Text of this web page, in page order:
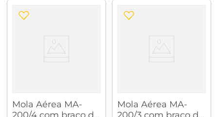
aplicação. Instalado abaixo do nível do piso, o
mecanismo é quase que completamente oculto.
Fabricação certificada pela ISO 9001. Variedade de
Velocidade de fechamento regulável
70° e 70° até 0°); Backcheck mecânico; Parada
Mola Aérea MA-
Mola Aérea MA-